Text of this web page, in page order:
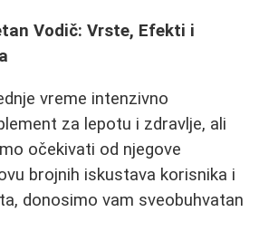
Vodič: Vrste, Efekti i
vreme intenzivno
za lepotu i zdravlje, ali
očekivati od njegove
brojnih iskustava korisnika i
donosimo vam sveobuhvatan